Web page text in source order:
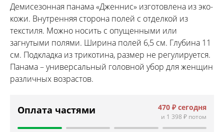
Демисезонная панама «Дженнис» изготовлена из эко-
кожи. Внутренняя сторона полей с отделкой из
текстиля. Можно носить с опущенными или
загнутыми полями. Ширина полей 6,5 см. Глубина 11
см. Подкладка из трикотина, размер не регулируется.
Панама – универсальный головной убор для женщин
различных возрастов.
Оплата частями 470 ₽ сегодня
и 1 398 ₽ потом